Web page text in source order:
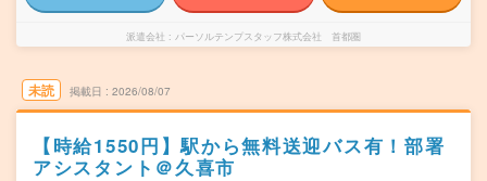
派遣会社 パーソルテンプスタッフ株式会社 首都圏
未読 掲載日 2026/08/07
【時給1550円】駅から無料送迎バス有！部署
アシスタント＠久喜市